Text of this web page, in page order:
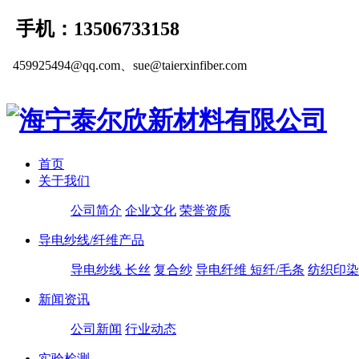
手机：13506733158
459925494@qq.com、sue@taierxinfiber.com
首页
关于我们
公司简介 企业文化 荣誉资质
导电纱线/纤维产品
导电纱线 长丝 复合纱 导电纤维 短纤/毛条 纺织印
新闻资讯
公司新闻 行业动态